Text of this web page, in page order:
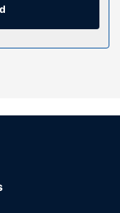
instalaciones
y asistencia
su servicio de